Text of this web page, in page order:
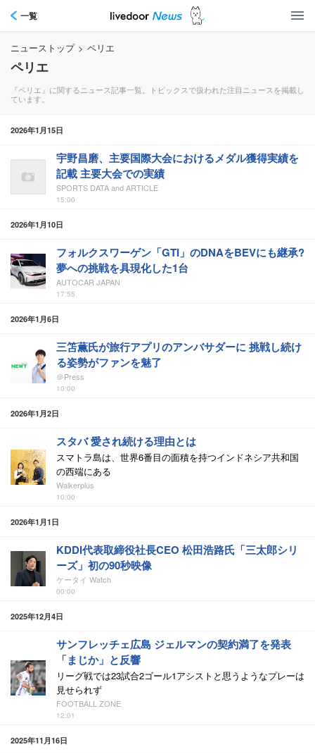
一覧
ニューストップ > ペリエ
ペリエ
『ペリエ』に関するニュース記事一覧。トピックスで扱われた注目ニュースを掲載し
ています。
2026年1月15日
宇野昌磨、主要国際大会におけるメダル獲得実績を
記載 主要大会での実績
SPORTS DATA and ARTICLE
15:00
2026年1月10日
フォルクスワーゲン「GTI」のDNAをBEVにも継承?
夢への挑戦を具現化した1台
AUTOCAR JAPAN
17:55
2026年1月6日
三笘薫氏が旅行アプリのアンバサダーに 挑戦し続け
る姿勢がファンを魅了
＠Press
10:00
2026年1月2日
スタバ 愛され続ける理由とは
スマトラ島は、世界6番目の面積を持つインドネシア共和国
の西端にある
Walkerplus
10:00
2026年1月1日
KDDI代表取締役社長CEO 松田浩路氏「三太郎シリ
ーズ」初の90秒映像
ケータイ Watch
00:00
2025年12月4日
サンフレッチェ広島 ジェルマンの契約満了を発表
「まじか」と反響
リーグ戦では23試合2ゴール1アシストと思うようなプレーは
見せられず
FOOTBALL ZONE
12:01
2025年11月16日